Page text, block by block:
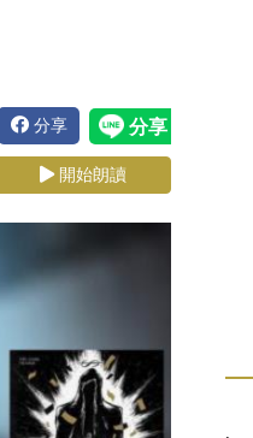
分享
開始朗讀